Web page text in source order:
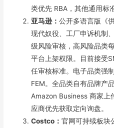
类优先 RBA，其他通用标
亚马逊：公开多语言版《
现代奴役、工厂申诉机制
级风险审核，高风险品类
平台上架权限。目前接受
任审核标准。电子品类强
FEM。全品类自有品牌产
Amazon Business 商家上
应商优先获取定向询盘。
Costco：官网可持续板块